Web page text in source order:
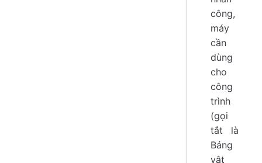
công,
máy
cần
dùng
cho
công
trình
(gọi
tắt là
Bảng
vật